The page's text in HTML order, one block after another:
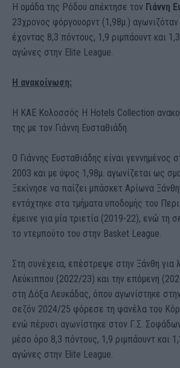
Η ομάδα της Ρόδου απέκτησε τον Γιάννη
23χρονος φόργουορντ (1,98μ.)
έχοντας 8,3 πόντους, 1,9 ριμπάουντ και
αγώνες στην Elite League.
Η ανακοίνωση:
Η ΚΑΕ Κολοσσός H Hotels Collection
της με τον Γιάννη Ευσταθιάδη.
Ο Γιάννης Ευσταθιάδης είναι γεννημένος
2003 και με ύψος 1,98μ. αγωνίζεται ως
Ξεκίνησε να παίζει μπάσκετ Αρίωνα
εντάχτηκε στα τμήματα υποδομής του
έμεινε για μία τριετία (2019-22), ενώ τη
το ντεμπούτο του στην Basket League.
Στη συνέχεια, επέστρεψε στην Ξάνθη για
Λεύκιππου (2022/23) και την επόμενη
στη Δόξα Λευκάδας, όπου αγωνίστηκε
σεζόν 2024/25 φόρεσε τη φανέλα του
ενώ πέρυσι αγωνίστηκε στον Γ.Σ.
μέσο όρο 8,3 πόντους, 1,9 ριμπάουντ και
αγώνες στην Elite League.